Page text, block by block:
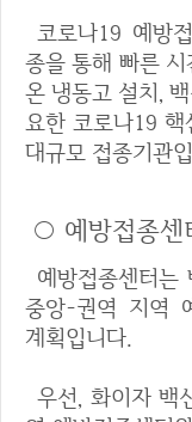
코로나19 예방접종센터는 안전하고 신속한 예방접
종을 통해 빠른
온 냉동고 설치,
요한 코로나19
대규모 접종기관
○ 예방접종센
예방접종센터는 백신 도입 시기 및 물량을 고려하여
중앙-권역 지역
계획입니다.
우선, 화이자 백신 초기물량 접종을 위해 중앙 및 권